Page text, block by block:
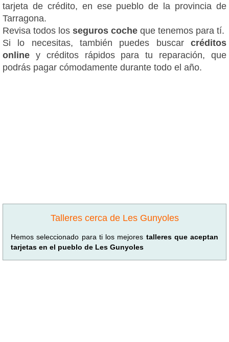
tarjeta de crédito, en ese pueblo de la provincia de
Tarragona.
Revisa todos los seguros coche que tenemos para tí.
Si lo necesitas, también puedes buscar créditos
online y créditos rápidos para tu reparación, que
podrás pagar cómodamente durante todo el año.
Talleres cerca de Les Gunyoles
Hemos seleccionado para ti los mejores talleres que aceptan
tarjetas en el pueblo de Les Gunyoles